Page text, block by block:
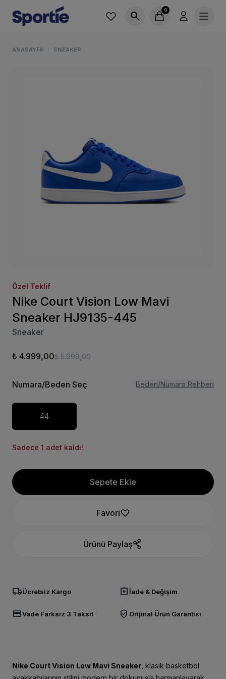
search 0
ANASAYFA SNEAKER
Özel Teklif
Nike Court Vision Low Mavi
Sneaker HJ9135-445
Sneaker
₺ 4.999,00₺ 5.999,00
Numara/Beden Seç Beden/Numara Rehberi
44
Sadece 1 adet kaldı!
Sepete Ekle
Favori
Ürünü Paylaş
local_shippingÜcretsiz Kargo assignment_return İade & Değişim
credit_cardVade Farksız 3 Taksit verified_user Orijinal Ürün Garantisi
Nike Court Vision Low Mavi Sneaker , klasik basketbol